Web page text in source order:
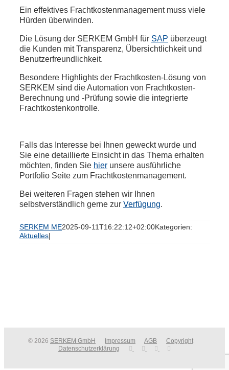
Ein effektives Frachtkostenmanagement muss viele
Hürden überwinden.
Die Lösung der SERKEM GmbH für SAP überzeugt
die Kunden mit Transparenz, Übersichtlichkeit und
Benutzerfreundlichkeit.
Besondere Highlights der Frachtkosten-Lösung von
SERKEM sind die Automation von Frachtkosten-
Berechnung und -Prüfung sowie die integrierte
Frachtkostenkontrolle.
Falls das Interesse bei Ihnen geweckt wurde und
Sie eine detaillierte Einsicht in das Thema erhalten
möchten, finden Sie hier unsere ausführliche
Portfolio Seite zum Frachtkostenmanagement.
Bei weiteren Fragen stehen wir Ihnen
selbstverständlich gerne zur Verfügung.
SERKEM ME2025-09-11T16:22:12+02:00Kategorien:
Aktuelles|
© 2026 SERKEM GmbH Impressum AGB
Copyright
Datenschutzerklärung